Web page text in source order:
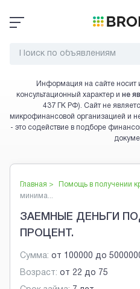
Информация на сайте носит
консультационный характер и не
437 ГК РФ). Сайт не
микрофинансовой организацией и
- это содействие в подборе
Главная > Помощь в получении
минима...
ЗАЕМНЫЕ ДЕНЬГИ
ПРОЦЕНТ.
Сумма: от 100000 до
Возраст: от 22 до 75